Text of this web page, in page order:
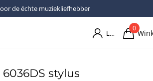
de échte muziekliefhebber
Login
0
6036DS stylus